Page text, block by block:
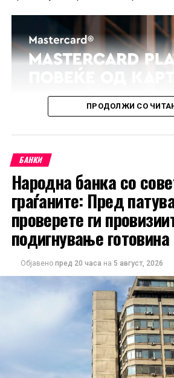
Повеќе информации за условите и
достапни на интернет-страницата
ПРОДОЛЖИ СО
БАНКИ
Народна банка со
граѓаните: Пред
проверете ги
подигнување готовина
Објавено пред 20 часа на 5 август, 2026